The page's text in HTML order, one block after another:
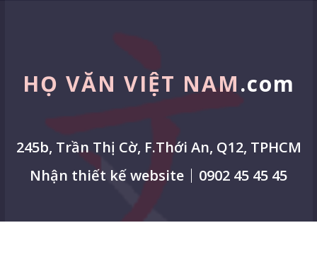
HỌ VĂN VIỆT NAM.com
245b, Trần Thị Cờ, F.Thới An, Q12, TPHCM
Nhận thiết kế website
0902 45 45 45